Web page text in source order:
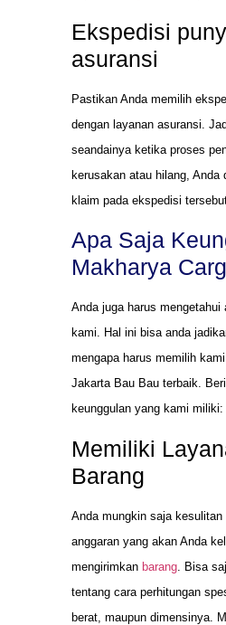
Ekspedisi
asuransi
Pastikan Anda memilih
dengan layanan asuransi.
seandainya ketika proses
kerusakan atau hilang, Anda
klaim pada ekspedisi
Apa Saja
Makharya
Anda juga harus mengetahui
kami. Hal ini bisa anda
mengapa harus memilih
Jakarta Bau Bau terbaik.
keunggulan yang kami miliki:
Memiliki
Barang
Anda mungkin saja kesulitan
anggaran yang akan Anda
mengirimkan barang . Bisa
tentang cara perhitungan
berat, maupun dimensinya.